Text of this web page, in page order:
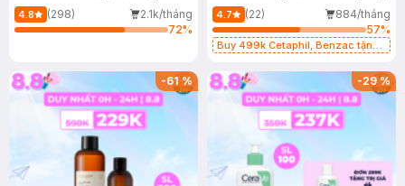
400ml
4.8 (298)
2.1k/tháng
72%
4.7 (22)
884/tháng
57%
Buy 499k Cetaphil, Benzac tặng
hạn)
-61% -29%